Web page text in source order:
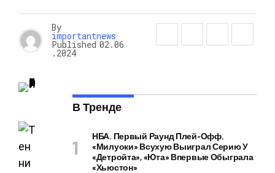
By
importantnews
Published 02.06
.2024
В Тренде
НБА. Первый Раунд Плей-Офф.
«Милуоки» Всухую Выиграл Серию У
«Детройта», «Юта» Впервые Обыграла
«Хьюстон»